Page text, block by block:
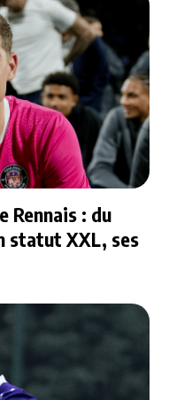
Rennais : du
statut XXL, ses